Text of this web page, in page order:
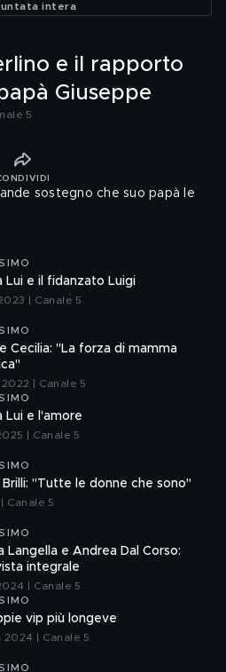
intera
e il rapporto
Giuseppe
5
sostegno che suo papà le
Lui e il fidanzato Luigi
| Canale 5
Cecilia: "La forza di mamma
| Canale 5
Lui e l'amore
| Canale 5
Brilli: "Tutte le donne che sono"
Canale 5
Langella e Andrea Dal Corso:
integrale
| Canale 5
vip più longeve
2024 | Canale 5